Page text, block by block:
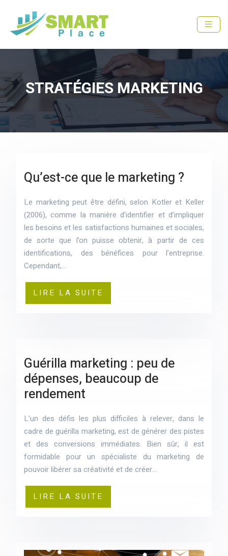
STRATÉGIES MARKETING
Qu’est-ce que le marketing ?
Le marketing peut être défini, selon Kotler et Keller
(2006), comme la manière d’identifier et d’impliquer
les besoins et les satisfactions humaines et sociales,
de sorte que l’on puisse obtenir, à partir de ces
identifications, des bénéfices pour l’entreprise.
Cependant,…
LIRE LA SUITE
Guérilla marketing : peu de
dépenses, beaucoup de
rendement
L’un des défis les plus difficiles à relever, dans le
cadre de guérilla marketing, est de générer des pistes
et des conversions immédiates. Bien sûr, il est
formidable pour un spécialiste du marketing de
pouvoir libérer sa créativité et de créer…
LIRE LA SUITE